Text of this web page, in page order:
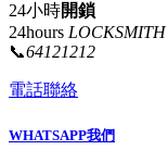
24小時開鎖
24hours LOCKSMITH
📞64121212
電話聯絡
WHATSAPP我們